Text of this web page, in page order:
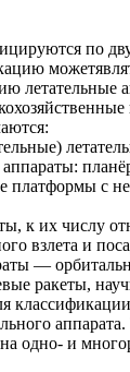
по
летательные
аппараты:
платформы с
к их числу
взлета и
—
ракеты,
одно- и